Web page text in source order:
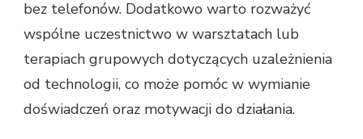
bez telefonów. Dodatkowo warto rozważyć
wspólne uczestnictwo w warsztatach lub
terapiach grupowych dotyczących uzależnienia
od technologii, co może pomóc w wymianie
doświadczeń oraz motywacji do działania.